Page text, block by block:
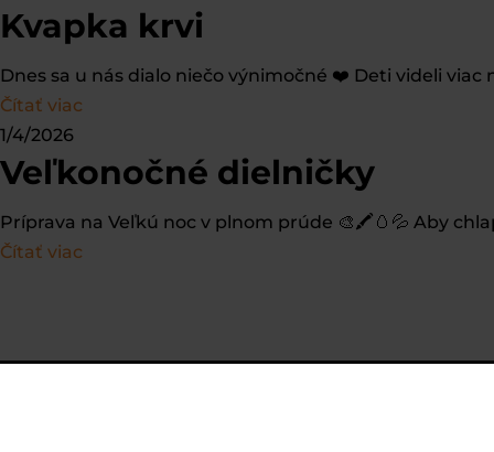
Kvapka krvi
Dnes sa u nás dialo niečo výnimočné ❤️ Deti videli viac
Čítať viac
1/4/2026
Veľkonočné dielničky
Príprava na Veľkú noc v plnom prúde 🎨🖍️🥚💦 Aby
Čítať viac